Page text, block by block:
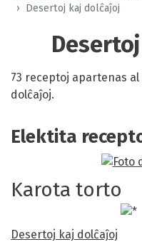
Desertoj kaj dolĉaĵoj
73 receptoj apartenas
dolĉaĵoj.
Elektita
Karota torto
Desertoj kaj dolĉaĵoj